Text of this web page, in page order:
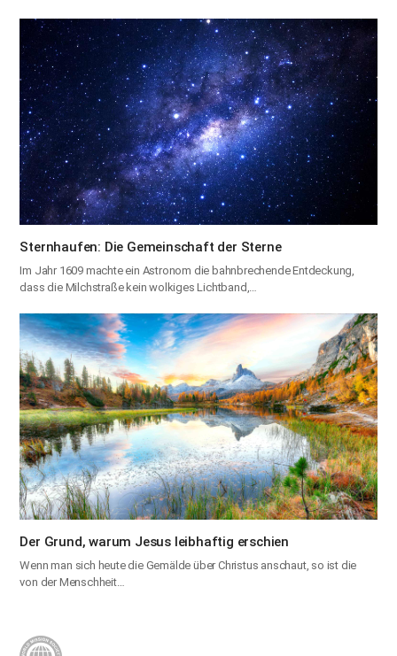
Sternhaufen: Die Gemeinschaft der Sterne
Im Jahr 1609 machte ein Astronom die bahnbrechende Entdeckung,
dass die Milchstraße kein wolkiges Lichtband,…
Der Grund, warum Jesus leibhaftig erschien
Wenn man sich heute die Gemälde über Christus anschaut, so ist die
von der Menschheit…